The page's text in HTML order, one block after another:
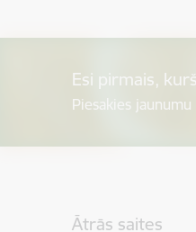
Esi pirmais,
Piesakies jaunumu
Ātrās saites